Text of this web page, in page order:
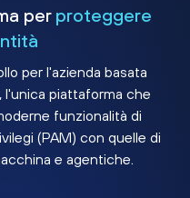
per proteggere
per l'azienda basata
, l'unica piattaforma che
funzionalità di
(PAM) con quelle di
e agentiche.